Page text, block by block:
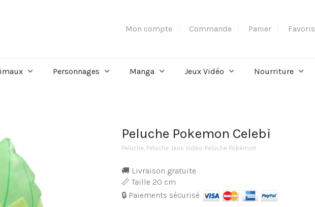
Mon compte Commande Panier Favoris
Personnages Manga Jeux Vidéo Nourriture
Peluche Pokemon Celebi
Peluche Peluche Jeux Vidéo Peluche Pokémon
🚚 Livraison gratuite
📏 Taille 20 cm
🔒 Paiements sécurisé